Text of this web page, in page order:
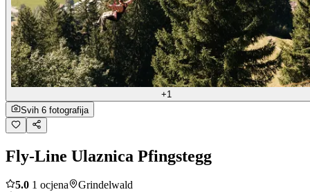
+1
Svih 6 fotografija
Fly-Line Ulaznica Pfingstegg
5.0 1 ocjena
Grindelwald